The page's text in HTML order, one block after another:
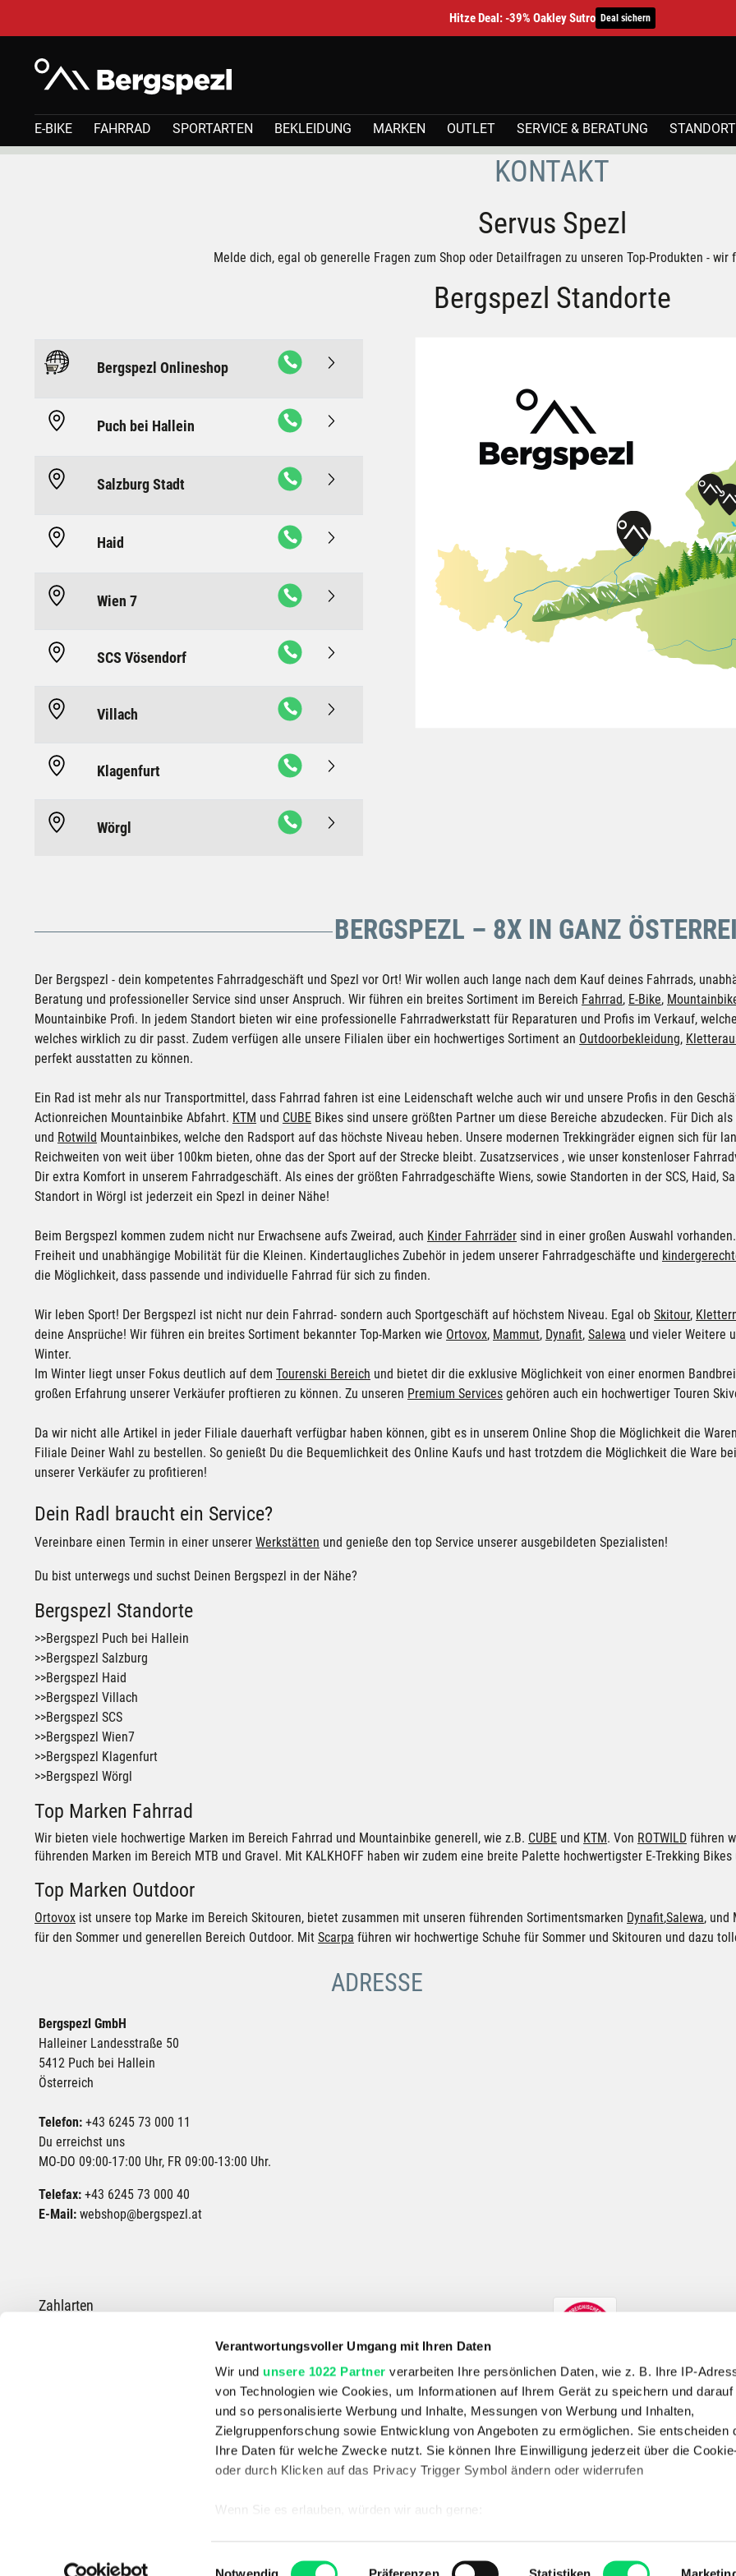
Verantwortungsvoller Umgang mit Ihren Daten
Wir und unsere 1022 Partner verarbeiten Ihre persönlichen Daten, wie z. B. Ihre IP-
von Technologien wie Cookies, um Informationen auf Ihrem Gerät zu speichern und
und so personalisierte Werbung und Inhalte, Messungen von Werbung und Inhalten,
Zielgruppenforschung sowie Entwicklung von Angeboten zu ermöglichen. Sie entscheiden
Ihre Daten für welche Zwecke nutzt. Sie können Ihre Einwilligung jederzeit über die
oder durch Klicken auf das Privacy Trigger Symbol ändern oder widerrufen
Wenn Sie es erlauben, würden wir auch gerne:
Ihr Gerät durch aktives Scannen nach bestimmten Merkmalen (Fingerprinting)
Einwilligungsauswahl
Notwendig Präferenzen Statistiken
Hitze Deal: -39% Oakley Sutro Deal sichern
E-BIKE FAHRRAD SPORTARTEN BEKLEIDUNG MARKEN OUTLET SERVICE & BERATUNG
KONTAKT
Servus Spezl
Melde dich, egal ob generelle Fragen zum Shop oder Detailfragen zu unseren Top-Produkten -
Bergspezl Standorte
Bergspezl Onlineshop
Puch bei Hallein
Salzburg Stadt
Haid
Wien 7
SCS Vösendorf
Villach
Klagenfurt
Wörgl
BERGSPEZL – 8X IN GANZ
Der Bergspezl - dein kompetentes Fahrradgeschäft und Spezl vor Ort! Wir wollen auch lange nach dem Kauf deines Fahrrads,
Beratung und professioneller Service sind unser Anspruch. Wir führen ein breites Sortiment im Bereich Fahrrad, E-Bike,
Mountainbike Profi. In jedem Standort bieten wir eine professionelle Fahrradwerkstatt für Reparaturen und Profis im Verkauf,
welches wirklich zu dir passt. Zudem verfügen alle unsere Filialen über ein hochwertiges Sortiment an Outdoorbekleidung,
perfekt ausstatten zu können.
Ein Rad ist mehr als nur Transportmittel, dass Fahrrad fahren ist eine Leidenschaft welche auch wir und unsere Profis in den
Actionreichen Mountainbike Abfahrt. KTM und CUBE Bikes sind unsere größten Partner um diese Bereiche abzudecken. Für Dich
und Rotwild Mountainbikes, welche den Radsport auf das höchste Niveau heben. Unsere modernen Trekkingräder eignen sich für
Reichweiten von weit über 100km bieten, ohne das der Sport auf der Strecke bleibt. Zusatzservices , wie unser konstenloser
Dir extra Komfort in unserem Fahrradgeschäft. Als eines der größten Fahrradgeschäfte Wiens, sowie Standorten in der SCS, Haid,
Standort in Wörgl ist jederzeit ein Spezl in deiner Nähe!
Beim Bergspezl kommen zudem nicht nur Erwachsene aufs Zweirad, auch Kinder Fahrräder sind in einer großen Auswahl
Freiheit und unabhängige Mobilität für die Kleinen. Kindertaugliches Zubehör in jedem unserer Fahrradgeschäfte und
die Möglichkeit, dass passende und individuelle Fahrrad für sich zu finden.
Wir leben Sport! Der Bergspezl ist nicht nur dein Fahrrad- sondern auch Sportgeschäft auf höchstem Niveau. Egal ob Skitour,
deine Ansprüche! Wir führen ein breites Sortiment bekannter Top-Marken wie Ortovox, Mammut, Dynafit, Salewa und vieler Weitere
Winter.
Im Winter liegt unser Fokus deutlich auf dem Tourenski Bereich und bietet dir die exklusive Möglichkeit von einer enormen
großen Erfahrung unserer Verkäufer proftieren zu können. Zu unseren Premium Services gehören auch ein hochwertiger Touren
Da wir nicht alle Artikel in jeder Filiale dauerhaft verfügbar haben können, gibt es in unserem Online Shop die Möglichkeit die
Filiale Deiner Wahl zu bestellen. So genießt Du die Bequemlichkeit des Online Kaufs und hast trotzdem die Möglichkeit die Ware
unserer Verkäufer zu profitieren!
Dein Radl braucht ein Service?
Vereinbare einen Termin in einer unserer Werkstätten und genieße den top Service unserer ausgebildeten Spezialisten!
Du bist unterwegs und suchst Deinen Bergspezl in der Nähe?
Bergspezl Standorte
>>Bergspezl Puch bei Hallein
>>Bergspezl Salzburg
>>Bergspezl Haid
>>Bergspezl Villach
>>Bergspezl SCS
>>Bergspezl Wien7
>>Bergspezl Klagenfurt
>>Bergspezl Wörgl
Top Marken Fahrrad
Wir bieten viele hochwertige Marken im Bereich Fahrrad und Mountainbike generell, wie z.B. CUBE und KTM. Von ROTWILD führen
führenden Marken im Bereich MTB und Gravel. Mit KALKHOFF haben wir zudem eine breite Palette hochwertigster E-Trekking Bikes
Top Marken Outdoor
Ortovox ist unsere top Marke im Bereich Skitouren, bietet zusammen mit unseren führenden Sortimentsmarken Dynafit,Salewa, und
für den Sommer und generellen Bereich Outdoor. Mit Scarpa führen wir hochwertige Schuhe für Sommer und Skitouren und dazu
ADRESSE
Bergspezl GmbH
Halleiner Landesstraße 50
5412 Puch bei Hallein
Österreich
Telefon: +43 6245 73 000 11
Du erreichst uns
MO-DO 09:00-17:00 Uhr, FR 09:00-13:00 Uhr.
Telefax: +43 6245 73 000 40
E-Mail: webshop@bergspezl.at
Zahlarten
*Die durchgestrichenen Preise entsprechen dem UVP des Herstellers.
SHOP
E-Bikes Fahrrad Outdoor Skitouren Wandern
Unternehmen
Datenschutz AGB Impressum